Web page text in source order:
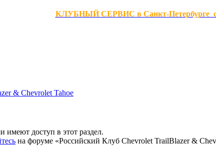
КЛУБНЫЙ СЕРВИС в Санкт-Петербурге с
& Chevrolet Tahoe
имеют доступ в этот раздел.
на форуме «Российский Клуб Chevrolet TrailBlazer &